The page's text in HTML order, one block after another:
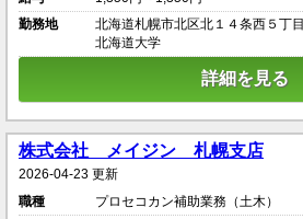
勤務地
北海道札幌市北区北１４条西５丁目
北海道大学
詳細を見る
株式会社 メイジン 札幌支店
2026-04-23 更新
職種
プロセコカン補助業務（土木）